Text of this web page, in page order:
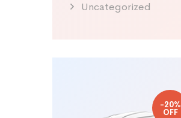
Uncategorized
-20%
OFF